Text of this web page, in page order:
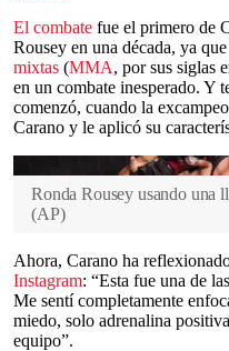
seconds
El combate fue el primero de
Rousey en una década, ya
mixtas (MMA, por sus siglas
en un combate inesperado. Y
comenzó, cuando la
Carano y le aplicó su
Ronda Rousey usando una
(AP)
Ahora, Carano ha
Instagram: “Esta fue una de
Me sentí completamente
miedo, solo adrenalina
equipo”.